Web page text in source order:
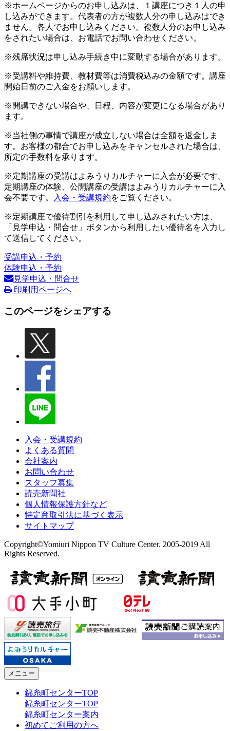
※ホームページからのお申し込みは、１講座につき１人の申
し込みができます。代表者の方が複数人分の申し込みはでき
ません。各人でお申し込みください。複数人分のお申し込み
をされたい場合は、お電話でお問い合わせください。
※残席状況は申し込み手続き中に変動する場合があります。
※受講料や維持費、教材費等は消費税込みの金額です。講座
開始日前のご入金をお願いします。
※開講できない場合や、日程、内容が変更になる場合があり
ます。
※当社側の事情で講座が成立しない場合は全額を返金しま
す。お客様の都合でお申し込みをキャンセルされた場合は、
所定の手数料を承ります。
※定期講座の受講はよみうりカルチャーに入会が必要です。
定期講座の体験、公開講座の受講はよみうりカルチャーに入
会不要です。
入会・受講規約をご覧ください。
※定期講座で優待割引を利用して申し込みされたい方は、
「見学申込・問合せ」ボタンから利用したい優待名を入力し
て送信してください。
受講申込・予約
体験申込・予約
見学申込・問合せ
印刷用ページへ
このページをシェアする
入会・受講規約
よくある質問
会社案内
お問い合わせ
スタッフ募集
読売新聞社
個人情報保護方針など
特定商取引法に基づく表示
サイトマップ
Copyright©Yomiuri Nippon TV Culture Center. 2005-2019 All
Rights Reserved.
メニュー
錦糸町センターTOP
錦糸町センターTOP
錦糸町センター案内
初めてご利用の方へ